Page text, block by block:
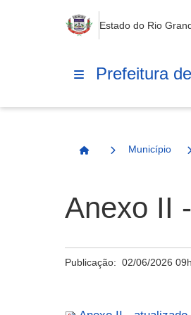
Estado do Rio
Prefeitura
Página Inicial
Município
Anexo II
Publicação: 02/06/2026